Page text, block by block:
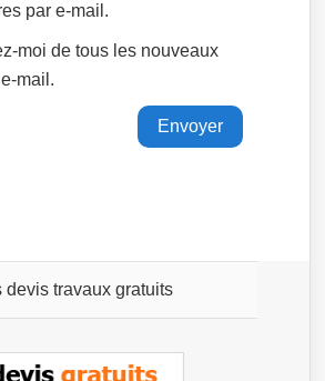
par e-mail.
moi de tous les nouveaux
mail.
devis travaux gratuits